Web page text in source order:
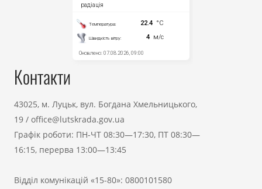
Контакти
43025, м. Луцьк, вул. Богдана Хмельницького,
19 / office@lutskrada.gov.ua
Графік роботи: ПН-ЧТ 08:30—17:30, ПТ 08:30—
16:15, перерва 13:00—13:45
Відділ комунікацій «15-80»: 0800101580